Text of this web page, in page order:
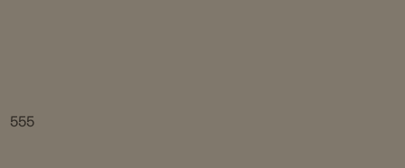
555